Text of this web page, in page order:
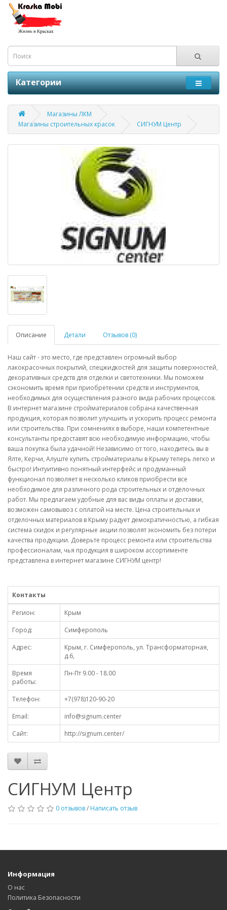
Категории
Магазины ЛКМ
Магазины строительных красок
СИГНУМ Центр
Описание Детали Отзывов (0)
Наш сайт - это место, где представлен огромный выбор
лакокрасочных покрытий, спецжидкостей для защиты поверхностей,
декоративных средств для отделки и светотехники. Мы поможем
сэкономить время при приобретении средств и инструментов,
необходимых для осуществления разного вида рабочих процессов.
В интернет магазине стройматериалов собрана качественная
продукция, которая позволит улучшить и ускорить процесс ремонта
или строительства. При сомнениях в выборе, наши компетентные
консультанты предоставят всю необходимую информацию, чтобы
ваша покупка была удачной! Независимо от того, находитесь вы в
Ялте, Керчи, Алуште купить стройматериалы в Крыму теперь легко и
быстро! Интуитивно понятный интерфейс и продуманный
функционал позволяет в несколько кликов приобрести все
необходимое для различного рода строительных и отделочных
работ. Мы предлагаем удобные для вас виды оплаты и доставки,
возможен самовывоз с оплатой на месте. Цена строительных и
отделочных материалов в Крыму радует демократичностью, а гибкая
система скидок и регулярные акции позволят экономить без потери
качества продукции. Доверьте процесс ремонта или строительства
профессионалам, чья продукция в широком ассортименте
представлена в интернет магазине СИГНУМ центр!
Контакты
Регион:
Крым
Город:
Симферополь
Адрес:
Крым, г. Симферополь, ул. Трансформаторная,
д.6,
Время
работы:
Пн-Пт 9.00 - 18.00
Телефон:
+7(978)120-90-20
Email:
info@signum.center
Сайт:
http://signum.center/
СИГНУМ Центр
0 отзывов/ Написать отзыв
Информация
О нас
Политика Безопасности